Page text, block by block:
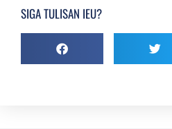
SIGA TULISAN IEU?